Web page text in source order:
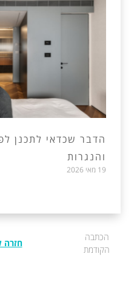
הדבר שכדאי לתכנן
והנגרות
19 מאי 2026
הכתבה
הקודמת
חזרה